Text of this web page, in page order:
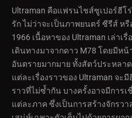
Ultraman คือแฟรนไชส์ซูเปอร์ฮี
รัก ไม่ว่าจะเป็นภาพยนตร์ ซีรีส์ ห
1966 เนื้อหาของ Ultraman เล่าเ
เดินทางมาจากดาว M78 โดยมีห
อันตรายมากมาย ทั้งสัตว์ประหลา
แต่ละเรื่องราวของ Ultraman จะ
ราวที่ไม่ซ้ำกัน บางครั้งอาจมีการเ
แต่ละภาค ซึ่งเป็นการสร้างจักรว